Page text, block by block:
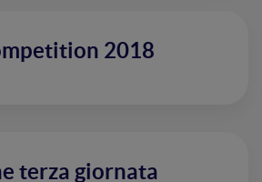
2018
terza giornata